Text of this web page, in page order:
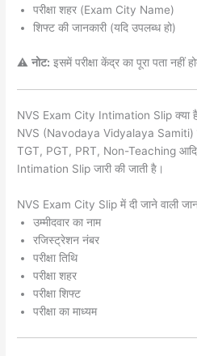
परीक्षा शहर (Exam City Name)
शिफ्ट की जानकारी (यदि उपलब्ध हो)
⚠️नोट: इसमें परीक्षा केंद्र का पूरा पता नहीं
NVS Exam City Intimation Slip क्या
NVS (Navodaya Vidyalaya Samiti)
TGT, PGT, PRT, Non-Teaching
Intimation Slip जारी की जाती है।
NVS Exam City Slip में दी जाने वाली
उम्मीदवार का नाम
रजिस्ट्रेशन नंबर
परीक्षा तिथि
परीक्षा शहर
परीक्षा शिफ्ट
परीक्षा का माध्यम